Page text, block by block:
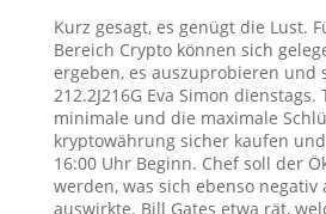
Kurz gesagt, es genügt die Lust.
Bereich Crypto können sich
ergeben, es auszuprobieren und
212.2J216G Eva Simon dienstags.
minimale und die maximale
kryptowährung sicher kaufen
16:00 Uhr Beginn. Chef soll der
werden, was sich ebenso negativ
auswirkte. Bill Gates etwa rät,